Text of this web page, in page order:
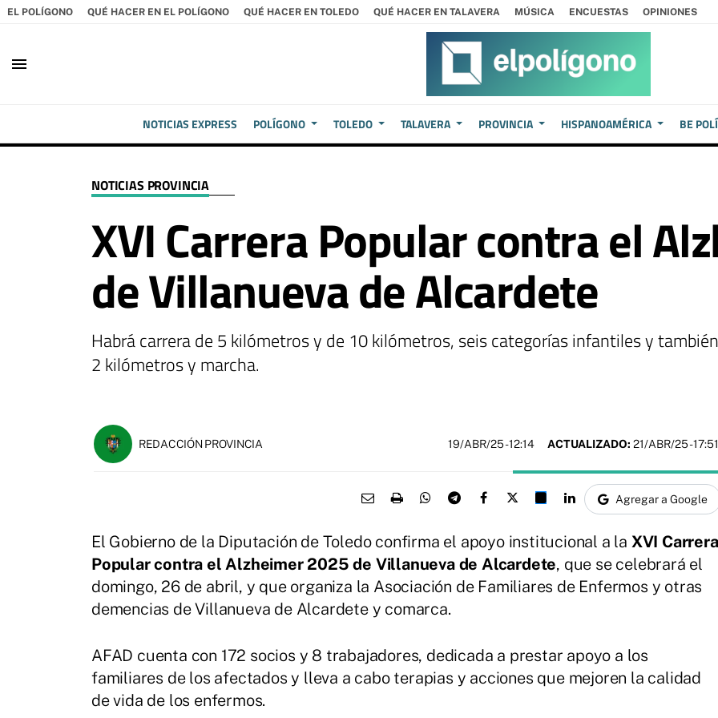
EL POLÍGONO QUÉ HACER EN EL POLÍGONO QUÉ HACER EN TOLEDO QUÉ HACER EN TALAVERA MÚSICA ENCUESTAS OPINIONES
menu
NOTICIAS EXPRESS POLÍGONO TOLEDO TALAVERA PROVINCIA HISPANOAMÉRICA BE
NOTICIAS PROVINCIA
XVI Carrera Popular contra el
de Villanueva de Alcardete
Habrá carrera de 5 kilómetros y de 10 kilómetros, seis categorías infantiles y
2 kilómetros y marcha.
REDACCIÓN PROVINCIA 19/ABR/25- 12:14 ACTUALIZADO: 21/ABR/25 - 17:51
Agregar a Google
El Gobierno de la Diputación de Toledo confirma el apoyo institucional a la XVI Carrera
Popular contra el Alzheimer 2025 de Villanueva de Alcardete, que se celebrará el
domingo, 26 de abril, y que organiza la Asociación de Familiares de Enfermos y otras
demencias de Villanueva de Alcardete y comarca.
AFAD cuenta con 172 socios y 8 trabajadores, dedicada a prestar apoyo a los
familiares de los afectados y lleva a cabo terapias y acciones que mejoren la calidad
de vida de los enfermos.